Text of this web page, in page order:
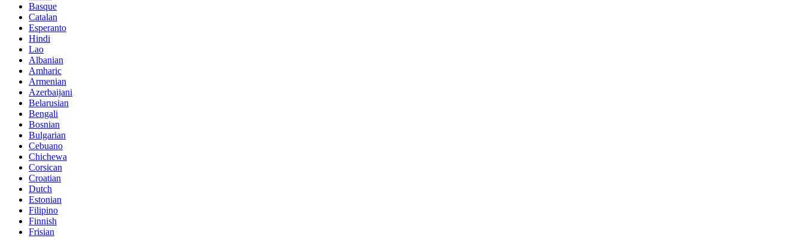
Basque
Catalan
Esperanto
Hindi
Lao
Albanian
Amharic
Armenian
Azerbaijani
Belarusian
Bengali
Bosnian
Bulgarian
Cebuano
Chichewa
Corsican
Croatian
Dutch
Estonian
Filipino
Finnish
Frisian